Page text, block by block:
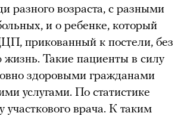
разного возраста, с разными
и о ребенке, который
прикованный к постели, без
жизнь. Такие пациенты в силу
здоровыми гражданами
услугами. По статистике
участкового врача. К таким